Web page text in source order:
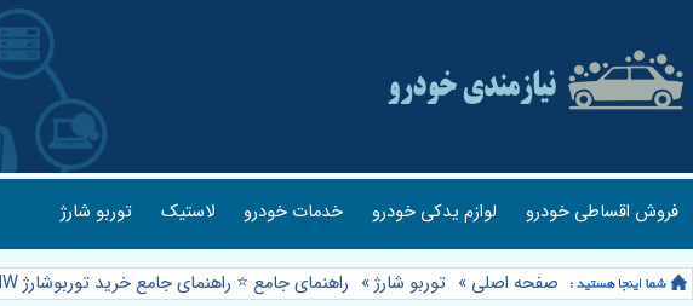
فروش اقساطی خودرو لوازم یدکی خودرو خدمات خودرو لاستیک توربو شارژ
صفحه اصلی » توربو شارژ» راهنمای جامع ⭐️ راهنمای جامع خرید توربوشارژ BMW در تهران 🚗: قیمت، فروشگاه سیف الهی و نکات کلیدی